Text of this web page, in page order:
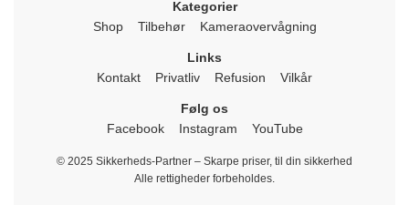
Kategorier
Shop
Tilbehør Kameraovervågning
Links
Kontakt
Privatliv Refusion Vilkår
Følg os
Facebook
Instagram YouTube
© 2025 Sikkerheds-Partner – Skarpe priser, til din sikkerhed
Alle rettigheder forbeholdes.